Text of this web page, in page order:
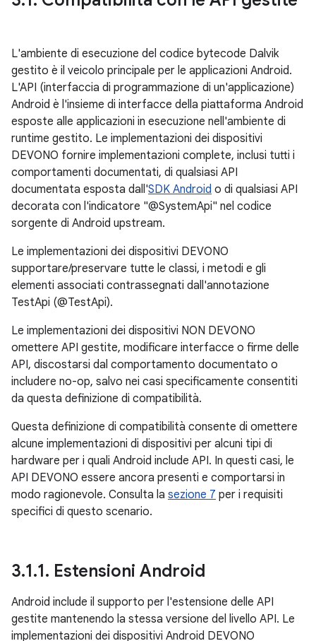
L'ambiente di esecuzione del codice bytecode Dalvik
gestito è il veicolo principale per le applicazioni Android.
L'API (interfaccia di programmazione di un'applicazione)
Android è l'insieme di interfacce della piattaforma Android
esposte alle applicazioni in esecuzione nell'ambiente di
runtime gestito. Le implementazioni dei dispositivi
DEVONO fornire implementazioni complete, inclusi tutti i
comportamenti documentati, di qualsiasi API
documentata esposta dall'SDK Android o di qualsiasi API
decorata con l'indicatore "@SystemApi" nel codice
sorgente di Android upstream.
Le implementazioni dei dispositivi DEVONO
supportare/preservare tutte le classi, i metodi e gli
elementi associati contrassegnati dall'annotazione
TestApi (@TestApi).
Le implementazioni dei dispositivi NON DEVONO
omettere API gestite, modificare interfacce o firme delle
API, discostarsi dal comportamento documentato o
includere no-op, salvo nei casi specificamente consentiti
da questa definizione di compatibilità.
Questa definizione di compatibilità consente di omettere
alcune implementazioni di dispositivi per alcuni tipi di
hardware per i quali Android include API. In questi casi, le
API DEVONO essere ancora presenti e comportarsi in
modo ragionevole. Consulta la sezione 7 per i requisiti
specifici di questo scenario.
3.1.1. Estensioni Android
Android include il supporto per l'estensione delle API
gestite mantenendo la stessa versione del livello API. Le
implementazioni dei dispositivi Android DEVONO